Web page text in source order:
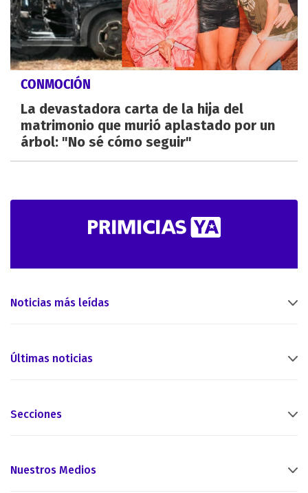
CONMOCIÓN
La devastadora carta de la hija del
matrimonio que murió aplastado por un
árbol: "No sé cómo seguir"
Noticias más leídas
Últimas noticias
Secciones
Nuestros Medios